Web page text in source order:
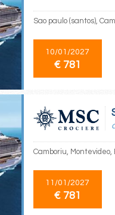
Sao paulo (santos),
10/01/2027
€ 781
Camboriu, Montevideo,
11/01/2027
€ 781